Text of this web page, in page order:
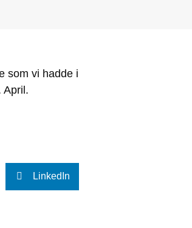
som vi hadde i
April.
LinkedIn